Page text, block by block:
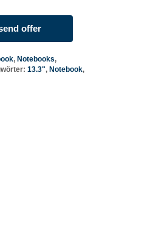
offer
, Notebooks,
13.3", Notebook,